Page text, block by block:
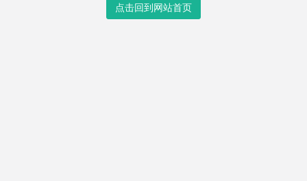
点击回到网站首页